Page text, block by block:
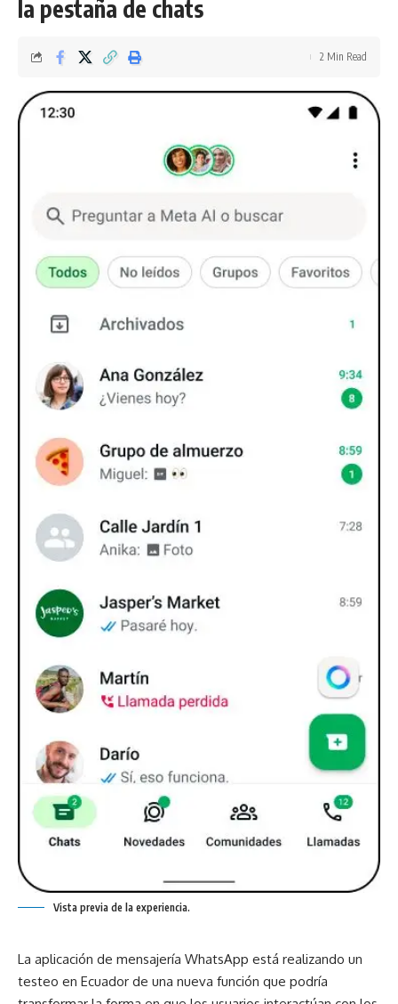
la pestaña de chats
2 Min Read
Vista previa de la experiencia.
La aplicación de mensajería WhatsApp está realizando un
testeo en Ecuador de una nueva función que podría